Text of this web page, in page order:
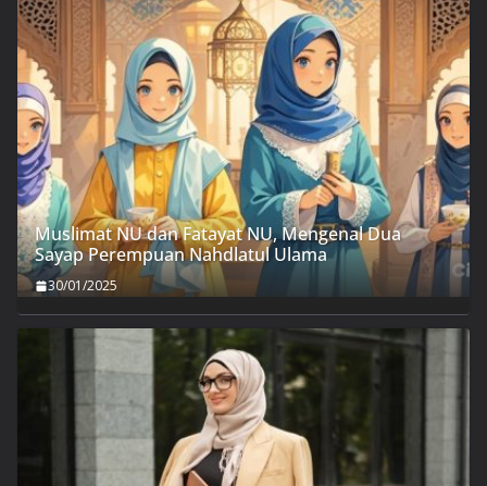
Muslimat NU dan Fatayat NU, Mengenal Dua
Sayap Perempuan Nahdlatul Ulama
30/01/2025